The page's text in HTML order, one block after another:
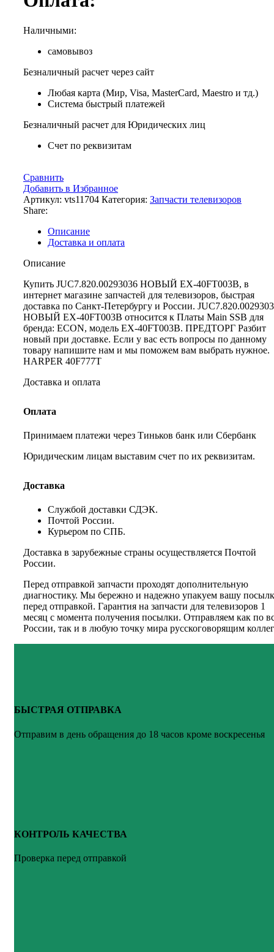
Наличными:
самовывоз
Безналичный расчет через сайт
Любая карта (Мир, Visa, MasterCard, Maestro и тд.)
Система быстрый платежей
Безналичный расчет для Юридических лиц
Счет по реквизитам
Сравнить
Добавить в Избранное
Артикул: vts11704 Категория: Запчасти телевизоров
Share:
Описание
Доставка и оплата
Описание
Купить JUC7.820.00293036 НОВЫЙ EX-40FT003B, в
интернет магазине запчастей для телевизоров, быстрая
доставка по Санкт-Петербургу и России.
НОВЫЙ EX-40FT003B относится к Платы Main SSB для
бренда: ECON, модель EX-40FT003B. ПРЕДТОРГ Разбит
новый при доставке. Если у вас есть вопросы по данному
товару напишите нам и мы поможем вам выбрать нужное.
HARPER 40F777T
Доставка и оплата
Оплата
Принимаем платежи через Тиньков банк или Сбербанк
Юридическим лицам выставим счет по их реквизитам.
Доставка
Службой доставки СДЭК.
Почтой России.
Курьером по СПБ.
Доставка в зарубежные страны осуществляется Почтой
России.
Перед отправкой запчасти проходят дополнительную
диагностику. Мы бережно и надежно упакуем вашу
перед отправкой. Гарантия на запчасти для телевизоров 1
месяц с момента получения посылки. Отправляем как по
России, так и в любую точку мира русскоговорящим
БЫСТРАЯ ОТПРАВКА
Отправим в день обращения до 18 часов кроме воскресенья
КОНТРОЛЬ КАЧЕСТВА
Проверка перед отправкой